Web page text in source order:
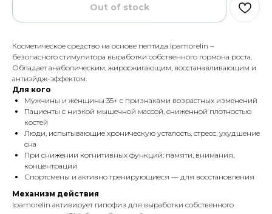
Out of stock
Косметическое средство на основе пептида Ipamorelin –
безопасного стимулятора выработки собственного гормона роста.
Обладает анаболическим, жиросжигающим, восстанавливающим и
антиэйдж-эффектом.
Для кого
Мужчины и женщины 35+ с признаками возрастных изменений
Пациенты с низкой мышечной массой, сниженной плотностью
костей
Люди, испытывающие хроническую усталость, стресс, ухудшение
сна
При снижении когнитивных функций: памяти, внимания,
концентрации
Спортсмены и активно тренирующиеся — для восстановления
Механизм действия
Ipamorelin активирует гипофиз для выработки собственного